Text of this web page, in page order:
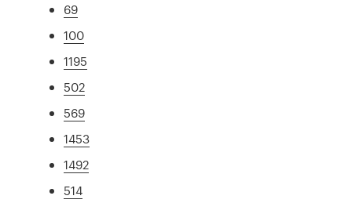
69
100
1195
502
569
1453
1492
514